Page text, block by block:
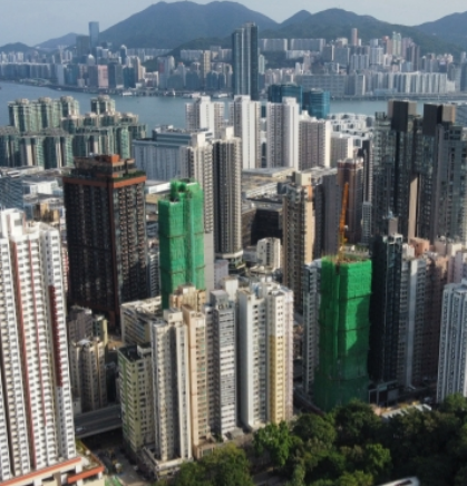
】恒指跌1.48% 科指跌1.61%
歌舞團亮相家鄉市集嘉年華
】三大指數集體下挫 全市場超4100隻個股下挫
團隊斬獲全國高校商業精英挑戰賽一等獎 酉芯藤茶
續升溫 新政滿月住宅網簽11226套
錄2018宗 全港貨尾減逾8%